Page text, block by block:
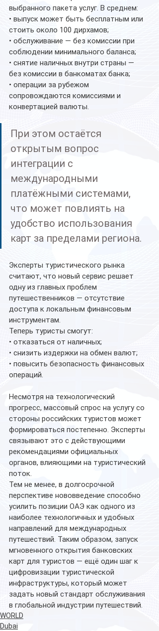
выбранного пакета услуг. В среднем:
• выпуск может быть бесплатным или
стоить около 100 дирхамов;
• обслуживание — без комиссии при
соблюдении минимального баланса;
• снятие наличных внутри страны —
без комиссии в банкоматах банка;
• операции за рубежом
сопровождаются комиссиями и
конвертацией валюты.
При этом остаётся
открытым вопрос
интеграции с
международными
платёжными системами,
что может повлиять на
удобство использования
карт за пределами региона.
Эксперты туристического рынка
считают, что новый сервис решает
одну из главных проблем
путешественников — отсутствие
доступа к локальным финансовым
инструментам.
Теперь туристы смогут:
• отказаться от наличных;
• снизить издержки на обмен валют;
• повысить безопасность финансовых
операций.
Несмотря на технологический
прогресс, массовый спрос на услугу со
стороны российских туристов может
формироваться постепенно. Эксперты
связывают это с действующими
рекомендациями официальных
органов, влияющими на туристический
поток.
Тем не менее, в долгосрочной
перспективе нововведение способно
усилить позиции ОАЭ как одного из
наиболее технологичных и удобных
направлений для международных
путешествий. Таким образом, запуск
мгновенного открытия банковских
карт для туристов — ещё один шаг к
цифровизации туристической
инфраструктуры, который может
задать новый стандарт обслуживания
в глобальной индустрии путешествий.
WORLD
Dubai